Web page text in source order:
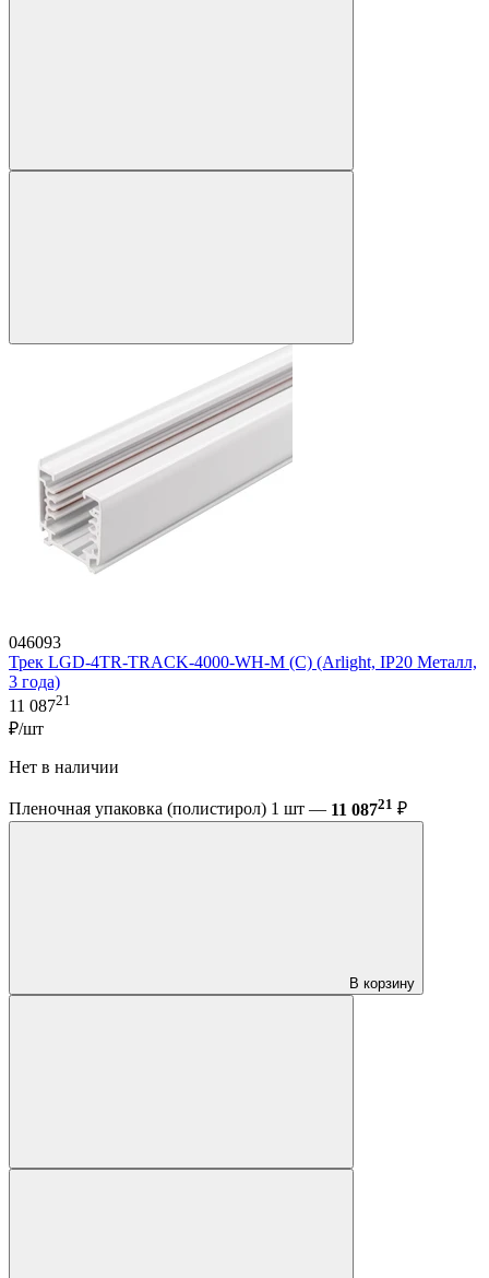
046093
Трек LGD-4TR-TRACK-4000-WH-M (C) (Arlight, IP20 Металл,
3 года)
11 08721
₽/шт
Нет в наличии
Пленочная упаковка (полистирол) 1 шт — 11 08721 ₽
В корзину